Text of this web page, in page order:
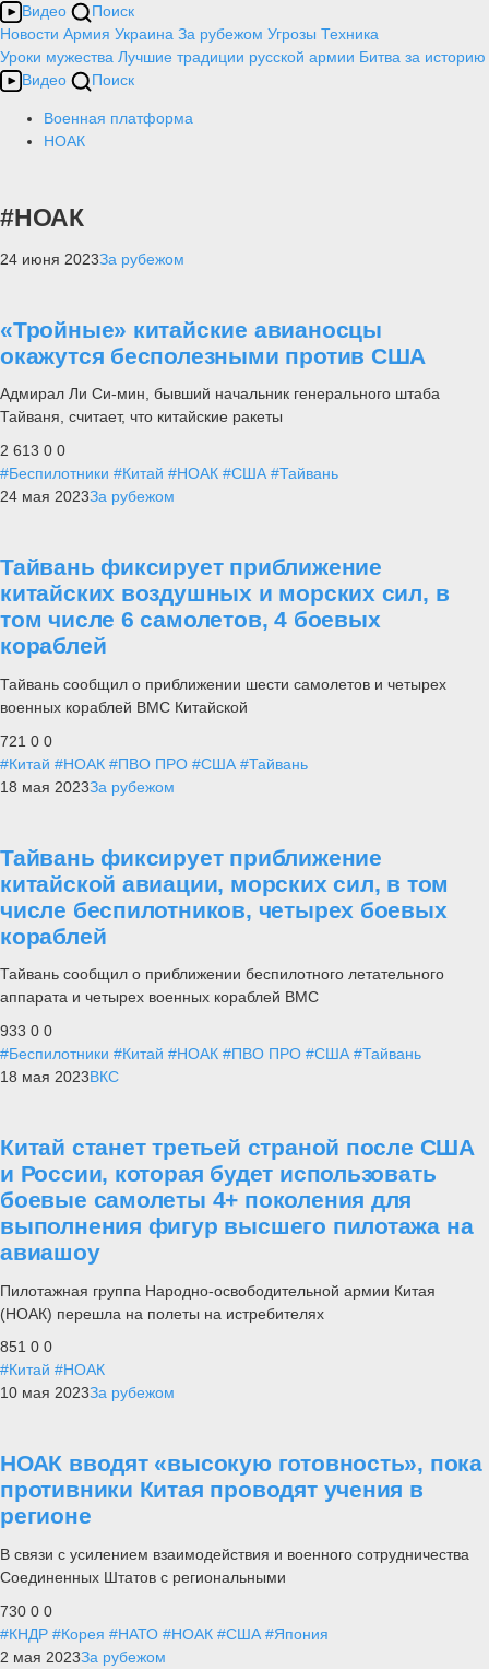
Видео
Поиск
Новости Армия Украина За рубежом Угрозы Техника
Уроки мужества Лучшие традиции русской армии Битва за историю
Видео
Поиск
Военная платформа
НОАК
#НОАК
24 июня 2023За рубежом
«Тройные» китайские авианосцы
окажутся бесполезными против США
Адмирал Ли Си-мин, бывший начальник генерального штаба
Тайваня, считает, что китайские ракеты
2 613 0 0
#Беспилотники #Китай #НОАК #США #Тайвань
24 мая 2023За рубежом
Тайвань фиксирует приближение
китайских воздушных и морских сил, в
том числе 6 самолетов, 4 боевых
кораблей
Тайвань сообщил о приближении шести самолетов и четырех
военных кораблей ВМС Китайской
721 0 0
#Китай #НОАК #ПВО ПРО #США #Тайвань
18 мая 2023За рубежом
Тайвань фиксирует приближение
китайской авиации, морских сил, в том
числе беспилотников, четырех боевых
кораблей
Тайвань сообщил о приближении беспилотного летательного
аппарата и четырех военных кораблей ВМС
933 0 0
#Беспилотники #Китай #НОАК #ПВО ПРО #США #Тайвань
18 мая 2023ВКС
Китай станет третьей страной после США
и России, которая будет использовать
боевые самолеты 4+ поколения для
выполнения фигур высшего пилотажа на
авиашоу
Пилотажная группа Народно-освободительной армии Китая
(НОАК) перешла на полеты на истребителях
851 0 0
#Китай #НОАК
10 мая 2023За рубежом
НОАК вводят «высокую готовность», пока
противники Китая проводят учения в
регионе
В связи с усилением взаимодействия и военного сотрудничества
Соединенных Штатов с региональными
730 0 0
#КНДР #Корея #НАТО #НОАК #США #Япония
2 мая 2023За рубежом